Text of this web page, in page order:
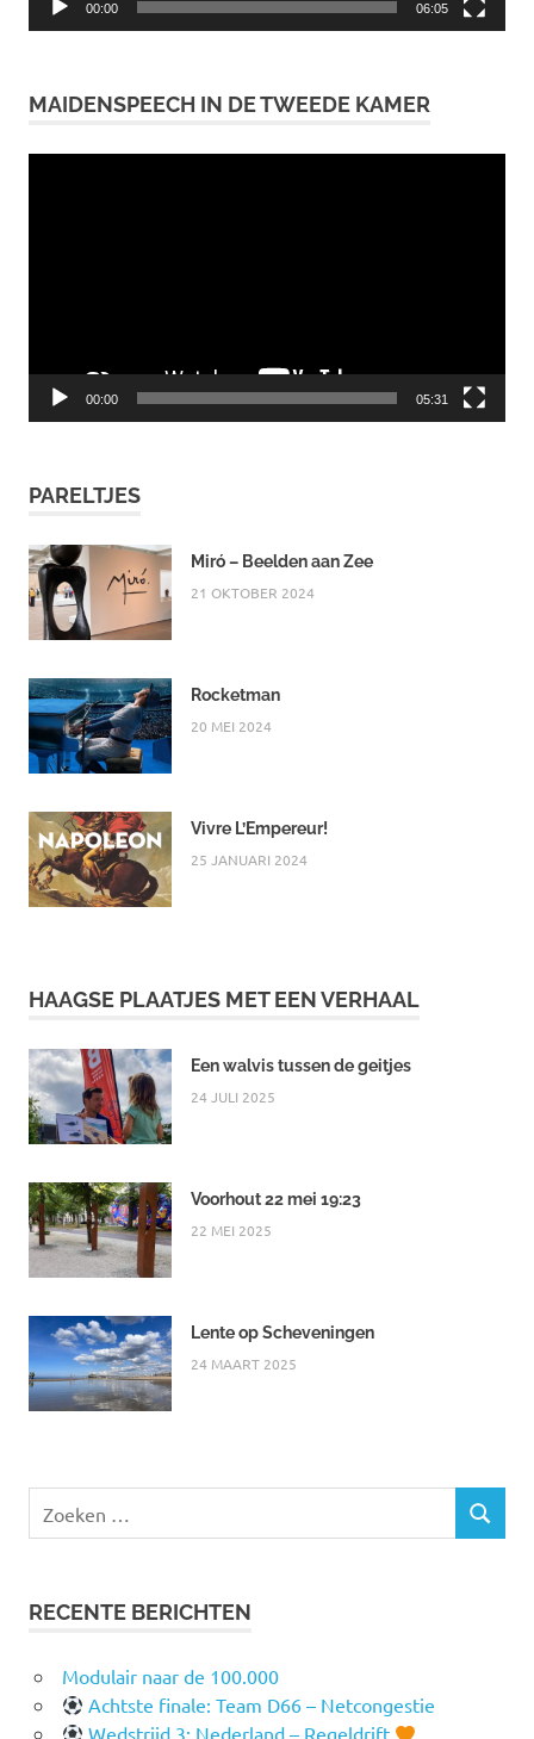
00:00 06:05
MAIDENSPEECH IN DE TWEEDE KAMER
00:00 05:31
PARELTJES
Miró – Beelden aan Zee
21 OKTOBER 2024
Rocketman
20 MEI 2024
Vivre L’Empereur!
25 JANUARI 2024
HAAGSE PLAATJES MET EEN VERHAAL
Een walvis tussen de geitjes
24 JULI 2025
Voorhout 22 mei 19:23
22 MEI 2025
Lente op Scheveningen
24 MAART 2025
naar:
ZOEKEN
RECENTE BERICHTEN
Modulair naar de 100.000
Achtste finale: Team D66 – Netcongestie
Wedstrijd 3: Nederland – Regeldrift